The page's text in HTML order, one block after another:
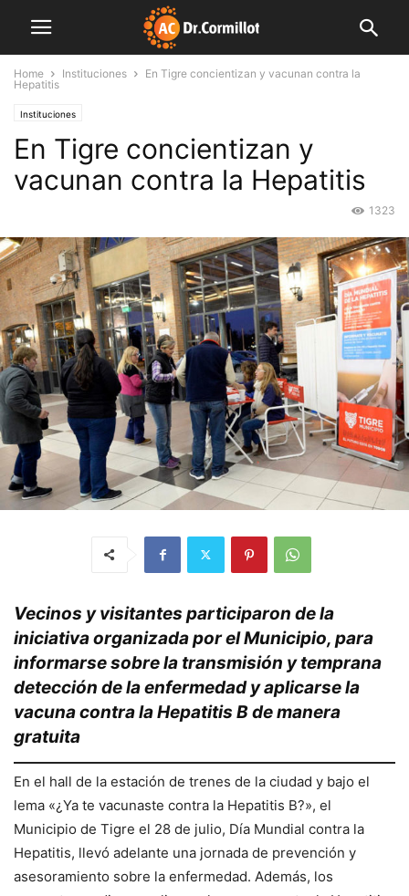
Home Instituciones
En Tigre concientizan y vacunan contra la
Hepatitis
Instituciones
En Tigre concientizan y
vacunan contra la Hepatitis
1323
Vecinos y visitantes participaron de la
iniciativa organizada por el Municipio, para
informarse sobre la transmisión y temprana
detección de la enfermedad y aplicarse la
vacuna contra la Hepatitis B de manera
gratuita
En el hall de la estación de trenes de la ciudad y bajo el
lema «¿Ya te vacunaste contra la Hepatitis B?», el
Municipio de Tigre el 28 de julio, Día Mundial contra la
Hepatitis, llevó adelante una jornada de prevención y
asesoramiento sobre la enfermedad. Además, los